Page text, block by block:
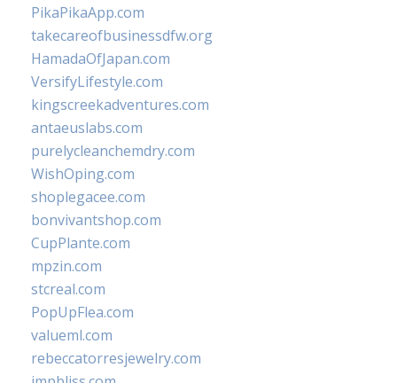
PikaPikaApp.com
takecareofbusinessdfw.org
HamadaOfJapan.com
VersifyLifestyle.com
kingscreekadventures.com
antaeuslabs.com
purelycleanchemdry.com
WishOping.com
shoplegacee.com
bonvivantshop.com
CupPlante.com
mpzin.com
stcreal.com
PopUpFlea.com
valueml.com
rebeccatorresjewelry.com